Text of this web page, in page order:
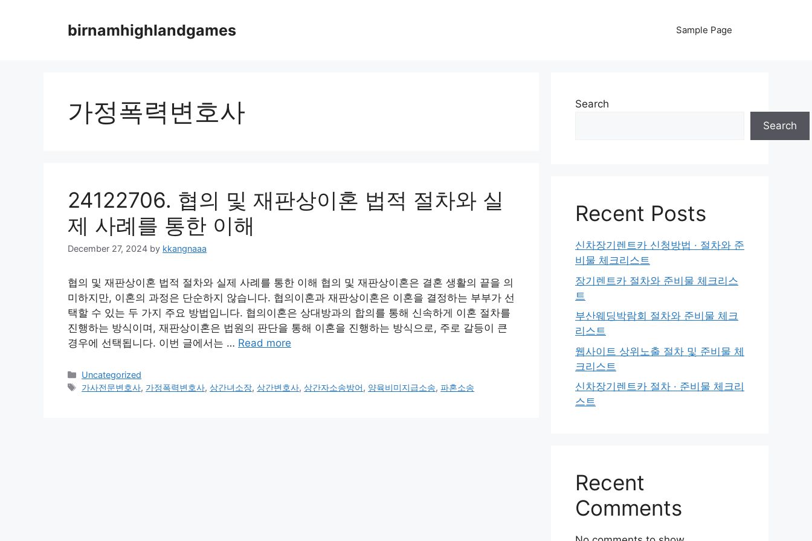
birnamhighlandgames Sample Page
가정폭력변호사
24122706. 협의 및 재판상이혼 법적 절차와 실
제 사례를 통한 이해
December 27, 2024 by kkangnaaa
협의 및 재판상이혼 법적 절차와 실제 사례를 통한 이해 협의 및 재판상이혼은 결혼 생활의 끝을 의
미하지만, 이혼의 과정은 단순하지 않습니다. 협의이혼과 재판상이혼은 이혼을 결정하는 부부가 선
택할 수 있는 두 가지 주요 방법입니다. 협의이혼은 상대방과의 합의를 통해 신속하게 이혼 절차를
진행하는 방식이며, 재판상이혼은 법원의 판단을 통해 이혼을 진행하는 방식으로, 주로 갈등이 큰
경우에 선택됩니다. 이번 글에서는 … Read more
Categories
Uncategorized
Tags
가사전문변호사, 가정폭력변호사,상간녀소장,상간변호사,상간자소송방어, 양육비미지급소송,파혼소송
Search
Search
Recent Posts
신차장기렌트카 신청방법 · 절차와 준
비물 체크리스트
장기렌트카 절차와 준비물 체크리스
트
부산웨딩박람회 절차와 준비물 체크
리스트
웹사이트 상위노출 절차 및 준비물 체
크리스트
신차장기렌트카 절차 · 준비물 체크리
스트
Recent
Comments